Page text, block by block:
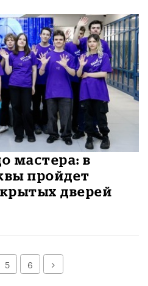
мастера: в
пройдет
дверей
5 6 Далее